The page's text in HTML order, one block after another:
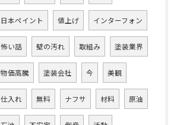
日本ペイント 値上げ インターフォン
怖い話 壁の汚れ 取組み 塗装業界
物価高騰 塗装会社 今 美観
仕入れ 無料 ナフサ 材料 原油